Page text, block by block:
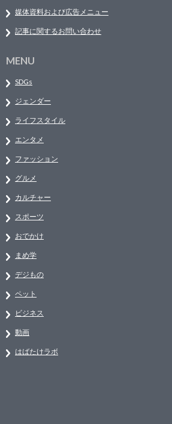
媒体資料および広告メニュー
記事に関するお問い合わせ
MENU
SDGs
ジェンダー
ライフスタイル
エンタメ
ファッション
グルメ
カルチャー
スポーツ
おでかけ
まめ学
デジもの
ペット
ビジネス
動画
はばたけラボ